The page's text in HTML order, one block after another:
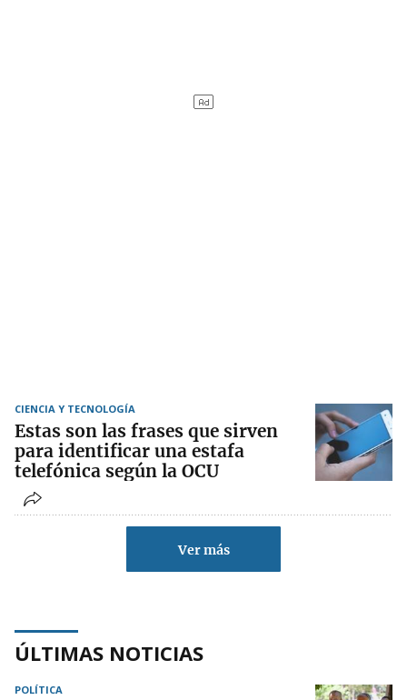
CIENCIA Y TECNOLOGÍA
Estas son las frases que sirven
para identificar una estafa
telefónica según la OCU
Ver más
ÚLTIMAS NOTICIAS
POLÍTICA